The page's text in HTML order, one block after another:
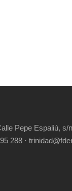
Pepe Espaliú, s/
288 ·